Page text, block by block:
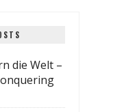
die Welt –